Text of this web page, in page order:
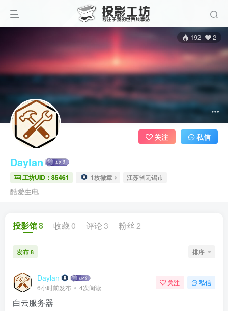
192 2
Daylan
工坊UID：85461 1枚徽章 江苏省无锡市
酷爱生电
关注 私信
投影馆8 收藏 0 评论 3 粉丝 2
发布 8 排序
Daylan
6小时前发布 4次阅读
关注 私信
白云服务器